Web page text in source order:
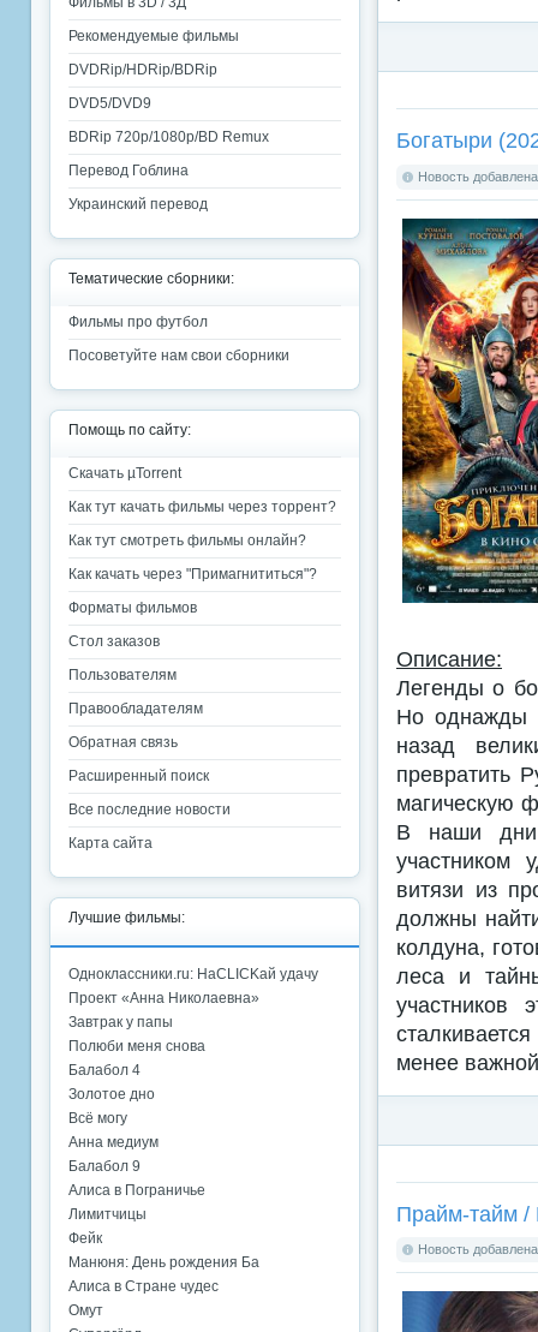
Богатыри
Новость
Описание:
Легенды о
Но однажды
назад
превратить
магическую
В наши дни
участником
витязи из
должны
колдуна,
леса и
участников
менее
Прайм-тайм /
Новость
Рекомендуемые фильмы
DVDRip/HDRip/BDRip
DVD5/DVD9
BDRip 720p/1080p/BD Remux
Перевод Гоблина
Украинский перевод
Тематические сборники:
Фильмы про футбол
Посоветуйте нам свои сборники
Помощь по сайту:
Скачать µTorrent
Как тут качать фильмы через торрент?
Как тут смотреть фильмы онлайн?
Как качать через "Примагнититься"?
Форматы фильмов
Стол заказов
Пользователям
Правообладателям
Обратная связь
Расширенный поиск
Все последние новости
Карта сайта
Лучшие фильмы:
Одноклассники.ru: НаCLICKай удачу
Проект «Анна Николаевна»
Завтрак у папы
Полюби меня снова
Балабол 4
Золотое дно
Всё могу
Анна медиум
Балабол 9
Алиса в Пограничье
Лимитчицы
Фейк
Манюня: День рождения Ба
Алиса в Стране чудес
Омут